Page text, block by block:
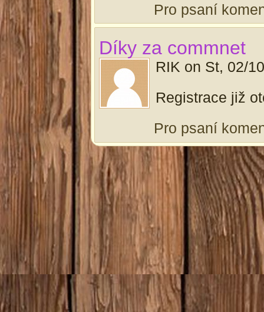
Pro psaní
Díky za commnet
RIK on St, 02/
Registrace již
Pro psaní